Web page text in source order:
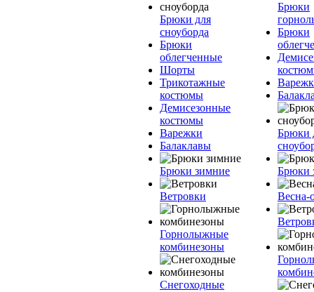
Брюки для
сноуборда
Брюки
облегченные
Шорты
Трикотажные
костюмы
Демисезонные
костюмы
Варежки
Балаклавы
Брюки зимние
Ветровки
Горнолыжные
комбинезоны
Снегоходные
Брюки
Брюки
Брюки
Брюки
Весна-